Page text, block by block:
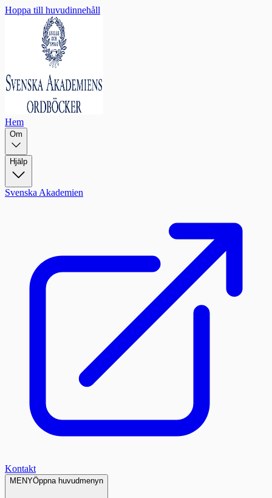
Hoppa till huvudinnehåll
Hem
Om
Hjälp
Svenska Akademien
Kontakt
MENYÖppna huvudmenyn